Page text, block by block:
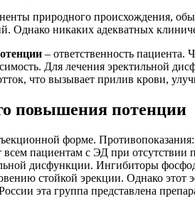
природного происхождения,
Однако никаких адекватных
– ответственность пациента.
Для лечения эректильной
что вызывает прилив крови,
повышения потенции
форме.
пациентам с ЭД при отсутствии
дисфункции. Ингибиторы
стойкой эрекции. Однако
эта группа представлена